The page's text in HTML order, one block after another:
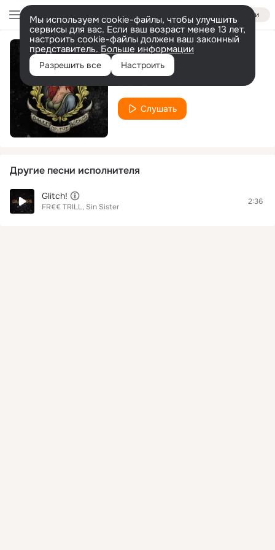
Войти
Мы используем cookie-файлы, чтобы улучшить
сервисы для вас. Если ваш возраст менее 13 лет,
настроить cookie-файлы должен ваш законный
представитель. Больше информации
Разрешить все Настроить
Dirty Damn
Слушать
Другие песни исполнителя
Glitch!
FR€€ TRILL, Sin Sister
2:36